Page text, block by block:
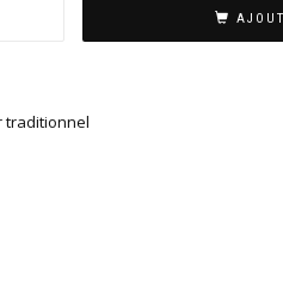
traditionnel